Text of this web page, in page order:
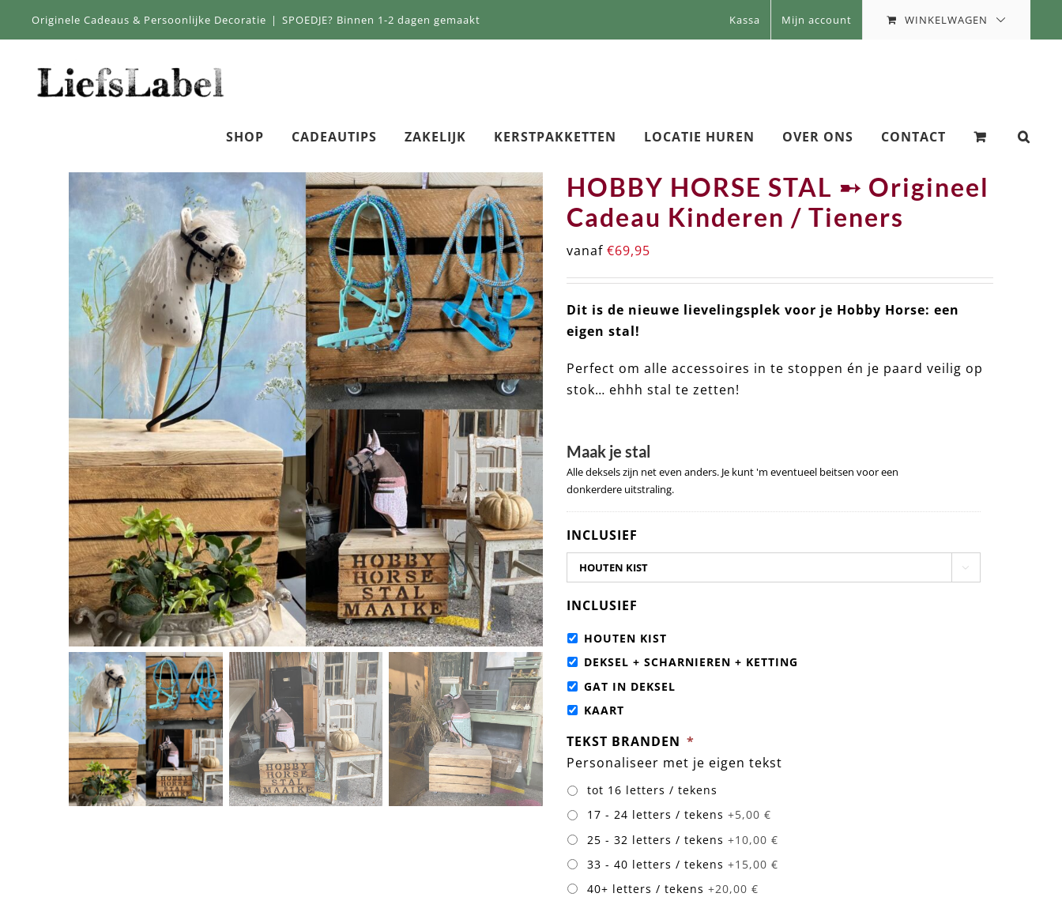
Originele Cadeaus & Persoonlijke Decoratie | SPOEDJE? Binnen 1-2 dagen gemaakt Kassa Mijn account WINKELWAGEN
SHOP CADEAUTIPS ZAKELIJK KERSTPAKKETTEN LOCATIE HUREN OVER ONS CONTACT
HOBBY HORSE STAL ➸ Origineel
Cadeau Kinderen / Tieners
vanaf €69,95
Dit is de nieuwe lievelingsplek voor je Hobby Horse: een
eigen stal!
Perfect om alle accessoires in te stoppen én je paard veilig op
stok… ehhh stal te zetten!
Maak je stal
Alle deksels zijn net even anders. Je kunt 'm eventueel beitsen voor een
donkerdere uitstraling.
INCLUSIEF

INCLUSIEF
HOUTEN KIST
DEKSEL + SCHARNIEREN + KETTING
GAT IN DEKSEL
KAART
TEKST BRANDEN *
Personaliseer met je eigen tekst
tot 16 letters / tekens
17 - 24 letters / tekens +5,00 €
25 - 32 letters / tekens +10,00 €
33 - 40 letters / tekens +15,00 €
40+ letters / tekens +20,00 €